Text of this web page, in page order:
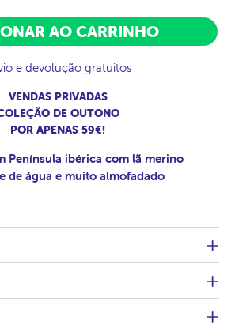
AO CARRINHO
e devolução gratuitos
VENDAS PRIVADAS
DE OUTONO
POR APENAS 59€!
Península ibérica com lã merino
de água e muito almofadado